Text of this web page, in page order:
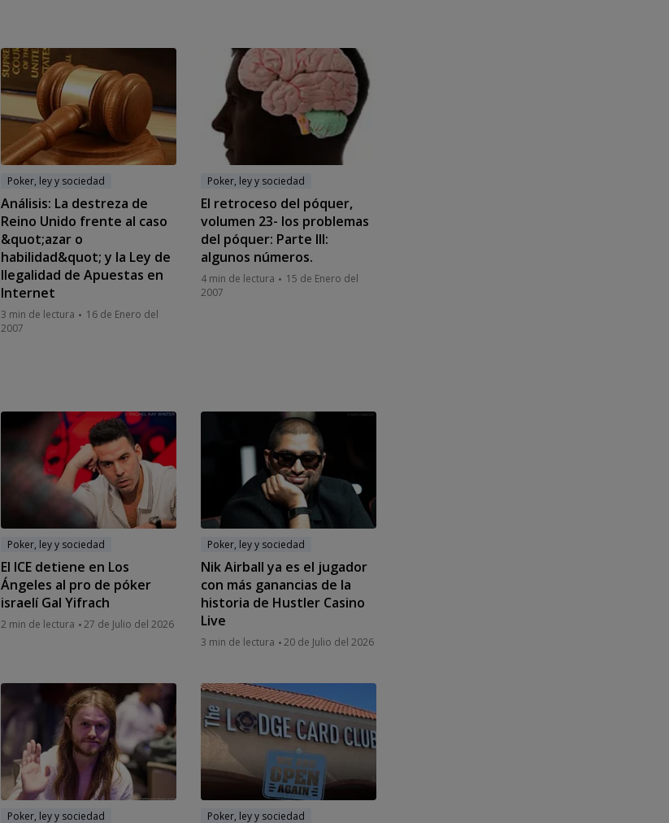
Poker, ley y sociedad
Análisis: La destreza de
Reino Unido frente al caso
&quot;azar o
habilidad&quot; y la Ley de
Ilegalidad de Apuestas en
Internet
3 min de lectura
16 de Enero del
2007
Poker, ley y sociedad
El retroceso del póquer,
volumen 23- los problemas
del póquer: Parte III:
algunos números.
4 min de lectura
15 de Enero del
2007
Poker, ley y sociedad
El ICE detiene en Los
Ángeles al pro de póker
israelí Gal Yifrach
2 min de lectura 27 de Julio del 2026
Poker, ley y sociedad
Nik Airball ya es el jugador
con más ganancias de la
historia de Hustler Casino
Live
3 min de lectura 20 de Julio del 2026
Poker, ley y sociedad Poker, ley y sociedad